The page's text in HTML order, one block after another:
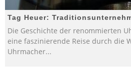
Tag Heuer:
Die Geschichte der renommierten
eine faszinierende Reise durch die
Uhrmacher...